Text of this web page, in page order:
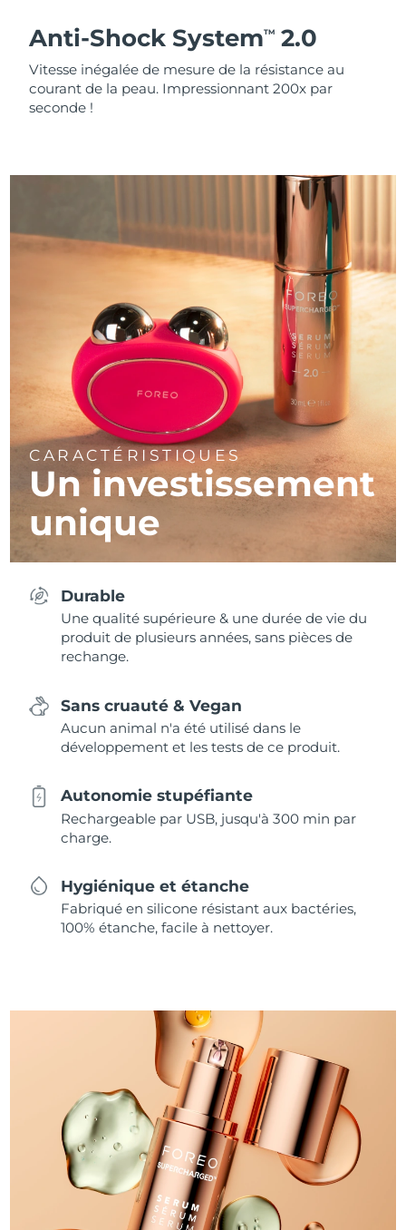
Anti-Shock SystemTM 2.0
Vitesse inégalée de mesure de la résistance au
courant de la peau. Impressionnant 200x par
seconde !
CARACTÉRISTIQUES
Un investissement
unique
Durable
Une qualité supérieure & une durée de vie du
produit de plusieurs années, sans pièces de
rechange.
Sans cruauté & Vegan
Aucun animal n'a été utilisé dans le
développement et les tests de ce produit.
Autonomie stupéfiante
Rechargeable par USB, jusqu'à 300 min par
charge.
Hygiénique et étanche
Fabriqué en silicone résistant aux bactéries,
100% étanche, facile à nettoyer.